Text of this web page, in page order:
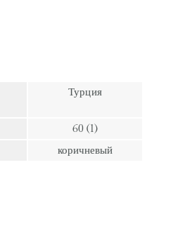
Турция
60 (1)
коричневый